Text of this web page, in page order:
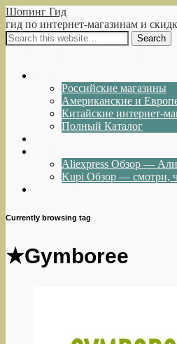
Шопинг Гид
гид по интернет-магазинам и
Российские магазины
Американские и
Китайские интернет-
Полный Каталог
Aliexpress Обзор —
Kupi Обзор — смотри,
Currently browsing tag
★Gymboree